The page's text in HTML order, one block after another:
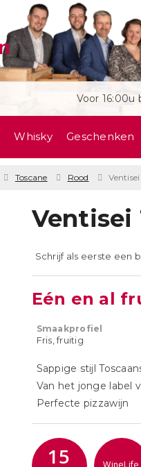
Voor 16:00u
Whisky Geschenken
Toscane Rood
Ventisei
Schrijf als eerste een
Eén en al
Smaakprofiel
Fris, fruitig
Sappige stijl
Van het jonge label
Perfecte pizzawijn
15 WineLife